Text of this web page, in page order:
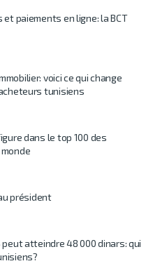
paiements en ligne: la BCT
voici ce qui change
tunisiens
dans le top 100 des
président
peut atteindre 48 000 dinars: qui